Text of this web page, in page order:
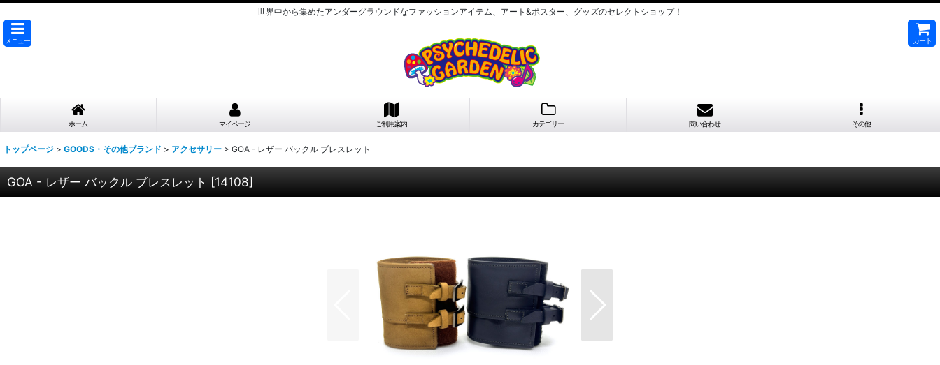
世界中から集めたアンダーグラウンドなファッションアイテム、アート&ポスター、グッズのセレクトショップ！
メニュー カート
ホーム マイページ ご利用案内 カテゴリー 問い合わせ その他
トップページ > GOODS・その他ブランド > アクセサリー > GOA - レザー バックル ブレスレット
GOA - レザー バックル ブレスレット [14108]